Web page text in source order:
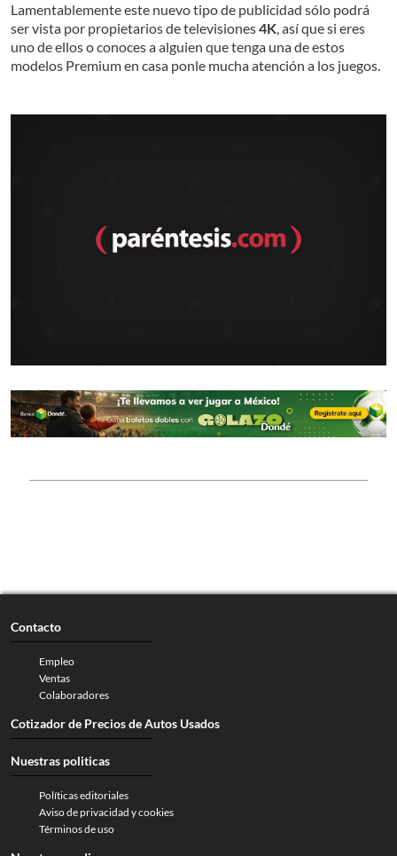
Lamentablemente este nuevo tipo de publicidad sólo podrá
ser vista por propietarios de televisiones4K, así que si eres
uno de ellos o conoces a alguien que tenga una de estos
modelos Premium en casa ponle mucha atención a los juegos.
Contacto
Empleo
Ventas
Colaboradores
Cotizador de Precios de Autos Usados
Nuestras politicas
Políticas editoriales
Aviso de privacidad y cookies
Términos de uso